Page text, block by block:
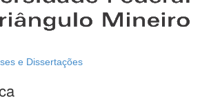
e Dissertações